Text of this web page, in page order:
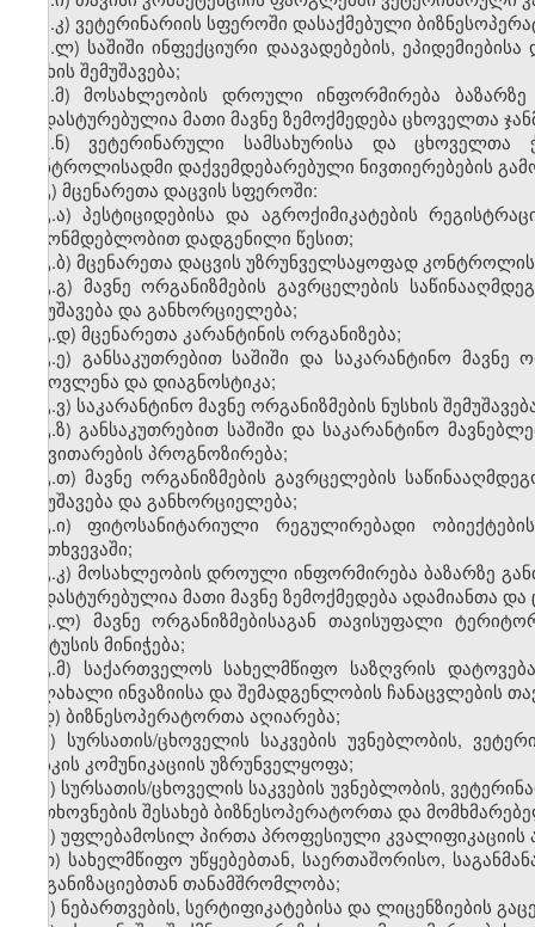
ბ.კ) ვეტერინარიის სფეროში დასაქმებული
ბ.ლ) საშიში ინფექციური დაავადებების,
ნუსხის შემუშავება;
ბ.მ) მოსახლეობის დროული ინფორმირება
დადასტურებულია მათი მავნე ზემოქმედება ცხოველთა
ბ.ნ) ვეტერინარული სამსახურისა და ცხოველთა
კონტროლისადმი დაქვემდებარებული ნივთიერებების
გ) მცენარეთა დაცვის სფეროში:
გ.ა) პესტიციდებისა და აგროქიმიკატების
კანონმდებლობით დადგენილი წესით;
გ.ბ) მცენარეთა დაცვის უზრუნველსაყოფად
გ.გ) მავნე ორგანიზმების გავრცელების
შემუშავება და განხორციელება;
გ.დ) მცენარეთა კარანტინის ორგანიზება;
გ.ე) განსაკუთრებით საშიში და საკარანტინო მავნე
გამოვლენა და დიაგნოსტიკა;
გ.ვ) საკარანტინო მავნე ორგანიზმების ნუსხის
გ.ზ) განსაკუთრებით საშიში და საკარანტინო
განვითარების პროგნოზირება;
გ.თ) მავნე ორგანიზმების გავრცელების
შემუშავება და განხორციელება;
გ.ი) ფიტოსანიტარიული რეგულირებადი
შემთხვევაში;
გ.კ) მოსახლეობის დროული ინფორმირება ბაზარზე
დადასტურებულია მათი მავნე ზემოქმედება ადამიანთა
გ.ლ) მავნე ორგანიზმებისაგან თავისუფალი
სტატუსის მინიჭება;
გ.მ) საქართველოს სახელმწიფო საზღვრის
ხელახალი ინვაზიისა და შემადგენლობის
დ) ბიზნესოპერატორთა აღიარება;
ე) სურსათის/ცხოველის საკვების უვნებლობის,
რისკის კომუნიკაციის უზრუნველყოფა;
ვ) სურსათის/ცხოველის საკვების უვნებლობის,
მოთხოვნების შესახებ ბიზნესოპერატორთა და
ზ) უფლებამოსილ პირთა პროფესიული კვალიფიკაციის
თ) სახელმწიფო უწყებებთან, საერთაშორისო,
ორგანიზაციებთან თანამშრომლობა;
ი) ნებართვების, სერტიფიკატებისა და ლიცენზიების